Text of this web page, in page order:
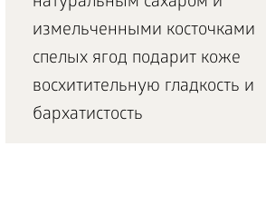
измельченными косточками
спелых ягод подарит коже
восхитительную гладкость и
бархатистость